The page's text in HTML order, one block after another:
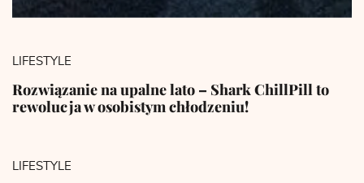
LIFESTYLE
Rozwiązanie na upalne lato – Shark ChillPill to
rewolucja w osobistym chłodzeniu!
LIFESTYLE